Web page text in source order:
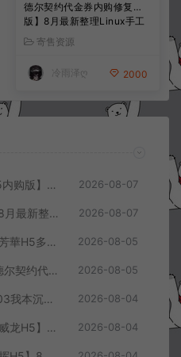
德尔契约代金券内购修复
版】8月最新整理Linux手工
服务端+前后端全套源码+CD
K授权后台+安卓苹果双端
+详细搭建教程+视频教程
寄售资源
冷雨泽ღ 2000
三网H5游戏【九州长生衍H5内购版】8月最新整理Linux手工服务端+管理后台+GM授权后台+简易安卓客户端+详细搭建教程+视频教程 2026-08-07
MT3换皮MH【大梦一场2】8月最新整理Linux手工服务端+源码+管理后台+安卓苹果双端+详细搭建教程+视频教程 2026-08-07
三网H5宫斗养成游戏【盛世芳華H5多区跨服代金券内购优化版】8月最新整理Linux手工服务端+CDK授权后台+全资源安卓+详细搭建教程+视频教程 2026-08-05
AFK卡牌即时对战手游【加德尔契约代金券内购修复版】8月最新整理Linux手工服务端+前后端全套源码+CDK授权后台+安卓苹果双端+详细搭建教程+视频教程 2026-08-05
RED三端引擎传奇手游【2003我本沉默三职业】8月最新整理Win一键服务端+PC安卓+详细搭建教程 2026-08-04
三网H5格斗游戏【热血校园威龙H5】8月最新整理Linux手工服务端+Win一键服务端+解压即玩+简易安卓客户端+详细搭建教程 2026-08-04